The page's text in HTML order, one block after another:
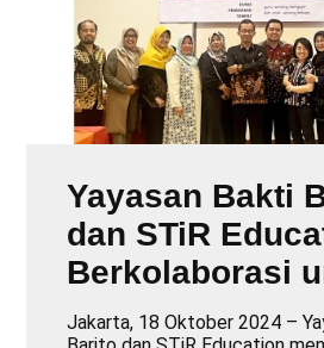
Yayasan Bakti
dan STiR
Berkolaborasi
Meningkatkan
Jakarta, 18 Oktober 2024 –